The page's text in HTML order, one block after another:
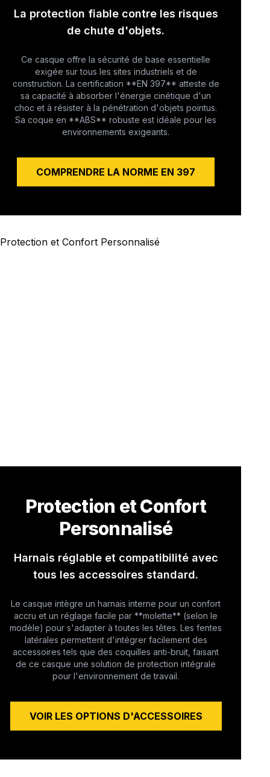
La protection fiable contre les risques
de chute d'objets.
Ce casque offre la sécurité de base essentielle
exigée sur tous les sites industriels et de
construction. La certification **EN 397** atteste de
sa capacité à absorber l'énergie cinétique d'un
choc et à résister à la pénétration d'objets pointus.
Sa coque en **ABS** robuste est idéale pour les
environnements exigeants.
COMPRENDRE LA NORME EN 397
Protection et Confort
Personnalisé
Harnais réglable et compatibilité avec
tous les accessoires standard.
Le casque intègre un harnais interne pour un confort
accru et un réglage facile par **molette** (selon le
modèle) pour s'adapter à toutes les têtes. Les fentes
latérales permettent d'intégrer facilement des
accessoires tels que des coquilles anti-bruit, faisant
de ce casque une solution de protection intégrale
pour l'environnement de travail.
VOIR LES OPTIONS D'ACCESSOIRES